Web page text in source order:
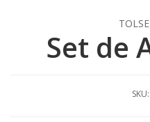
Set de
SKU: